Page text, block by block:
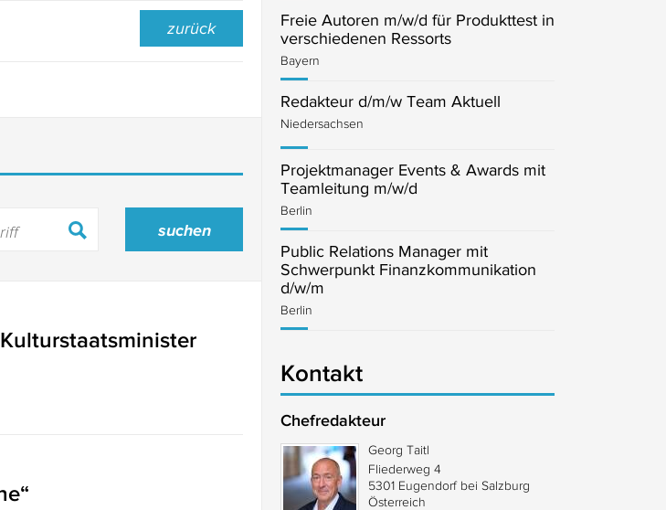
zurück
Freie Autoren m/w/d für Produkttest in
verschiedenen Ressorts
Bayern
Redakteur d/m/w Team Aktuell
Niedersachsen
Projektmanager Events & Awards mit
Teamleitung m/w/d
Berlin
Public Relations Manager mit
Schwerpunkt Finanzkommunikation
d/w/m
Berlin
Kontakt
Chefredakteur
Georg Taitl
Fliederweg 4
5301 Eugendorf bei Salzburg
Österreich